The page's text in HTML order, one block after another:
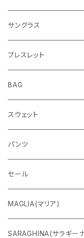
ETERNAL
サングラス
ブレスレット
BAG
スウェット
パンツ
セール
MAGLIA(マリア)
Ｔシャツ
SARAGHINA(サラギー